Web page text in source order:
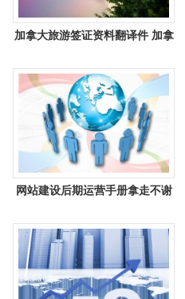
加拿大旅游签证资料翻译件 加拿
网站建设后期运营手册拿走不谢